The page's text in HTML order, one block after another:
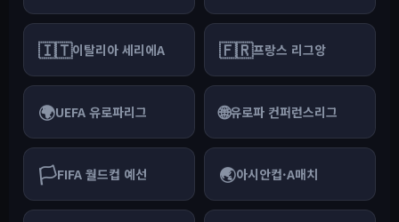
🇮🇹이탈리아 세리에A 🇫🇷프랑스 리그앙
🌍UEFA 유로파리그 🌐유로파 컨퍼런스리그
🏳FIFA 월드컵 예선 🌏아시안컵·A매치